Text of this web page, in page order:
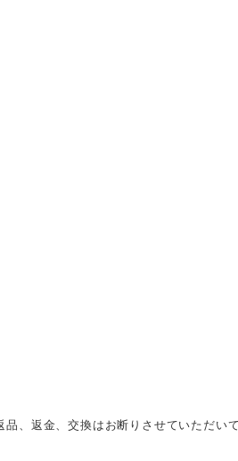
、返金、交換はお断りさせていただい